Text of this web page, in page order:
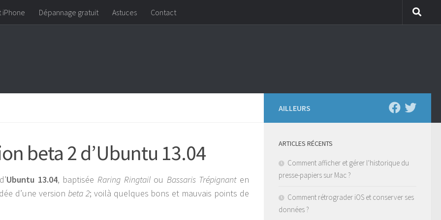
iPhone Dépannage gratuit Astuces Contact
beta 2 d’Ubuntu 13.04
Ubuntu 13.04, baptiséeRaring Ringtailou Bassaris Trépignanten
d’une version beta 2; voilà quelques bons et mauvais points de
AILLEURS
ARTICLES RÉCENTS
Comment afficher et gérer l’historique du
presse-papiers sur Mac ?
Comment rétrograder iOS et conserver ses
données ?